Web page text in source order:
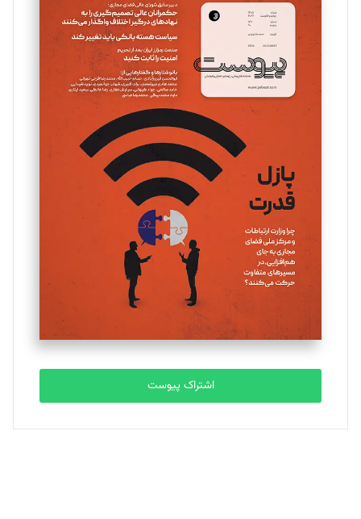
سروش کرمیان
تحریریه
مینا پاکدل
یسنا امان‌پور
تحریریه
ملینا جعفری
تحریریه
مصطفی مسجدی آرانی
تحریریه
بابک نقاش
تحریریه
اشتراک پیوست